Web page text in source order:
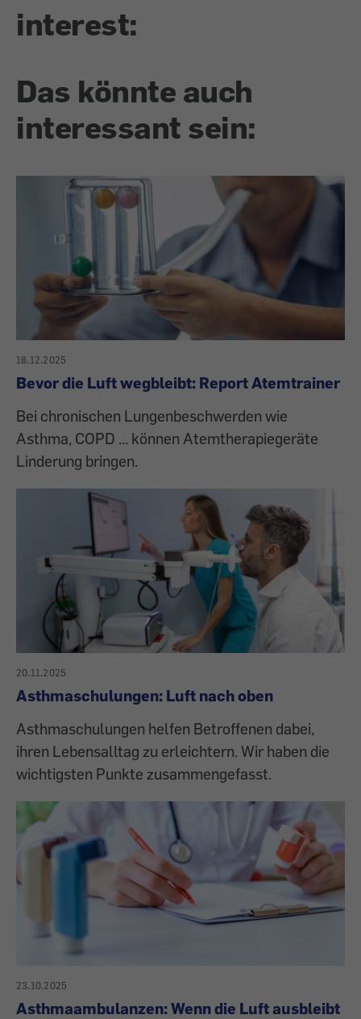
interest:
Das könnte auch
interessant sein:
18.12.2025
Bevor die Luft wegbleibt: Report Atemtrainer
Bei chronischen Lungenbeschwerden wie
Asthma, COPD ... können Atemtherapiegeräte
Linderung bringen.
20.11.2025
Asthmaschulungen: Luft nach oben
Asthmaschulungen helfen Betroffenen dabei,
ihren Lebensalltag zu erleichtern. Wir haben die
wichtigsten Punkte zusammengefasst.
23.10.2025
Asthmaambulanzen: Wenn die Luft ausbleibt